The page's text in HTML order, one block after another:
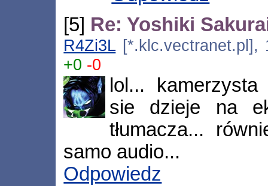
[5] Re: Yoshiki
R4Zi3L[*.klc.vectranet.pl],
+0 -0
lol...
sie dzieje na
tłumacza...
samo audio...
Odpowiedz